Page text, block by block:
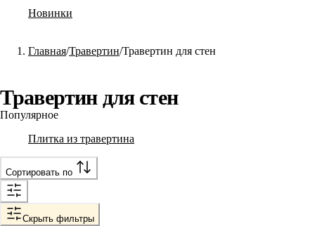
Новинки
Главная Травертин Травертин для стен
Травертин для стен
Популярное
Плитка из травертина
Сортировать по
Скрыть фильтры